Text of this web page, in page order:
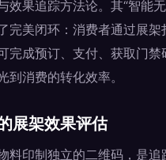
效果追踪方法论。其“智能
完美闭环：消费者通过展
完成预订、支付、获取门禁
到消费的转化效率。
展架效果评估
料印制独立的二维码，是追